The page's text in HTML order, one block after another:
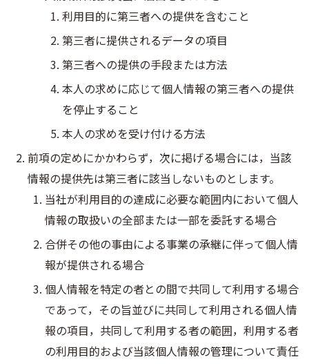
利用目的に第三者への提供を含むこと
第三者に提供されるデータの項目
第三者への提供の手段または方法
本人の求めに応じて個人情報の第三者への提供
を停止すること
本人の求めを受け付ける方法
前項の定めにかかわらず，次に掲げる場合には，当該
情報の提供先は第三者に該当しないものとします。
当社が利用目的の達成に必要な範囲内において個人
情報の取扱いの全部または一部を委託する場合
合併その他の事由による事業の承継に伴って個人情
報が提供される場合
個人情報を特定の者との間で共同して利用する場合
であって，その旨並びに共同して利用される個人情
報の項目，共同して利用する者の範囲，利用する者
の利用目的および当該個人情報の管理について責任